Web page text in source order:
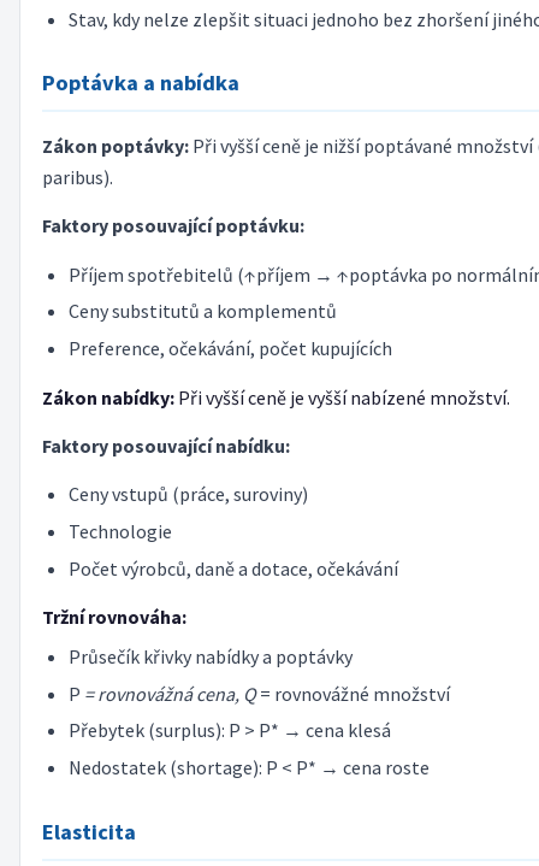
Stav, kdy nelze zlepšit situaci jednoho bez zhoršení
Poptávka a nabídka
Zákon poptávky:Při vyšší ceně je nižší poptávané
paribus).
Faktory posouvající poptávku:
Příjem spotřebitelů (↑příjem → ↑poptávka po
Ceny substitutů a komplementů
Preference, očekávání, počet kupujících
Zákon nabídky:Při vyšší ceně je vyšší nabízené množství.
Faktory posouvající nabídku:
Ceny vstupů (práce, suroviny)
Technologie
Počet výrobců, daně a dotace, očekávání
Tržní rovnováha:
Průsečík křivky nabídky a poptávky
P = rovnovážná cena, Q= rovnovážné množství
Přebytek (surplus): P > P* → cena klesá
Nedostatek (shortage): P < P* → cena roste
Elasticita